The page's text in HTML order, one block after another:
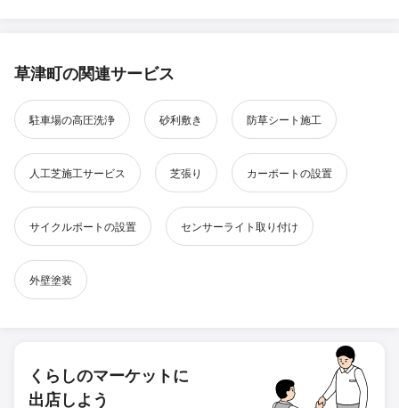
草津町の関連サービス
駐車場の高圧洗浄 砂利敷き 防草シート施工
人工芝施工サービス 芝張り カーポートの設置
サイクルポートの設置 センサーライト取り付け
外壁塗装
くらしのマーケットに
出店しよう